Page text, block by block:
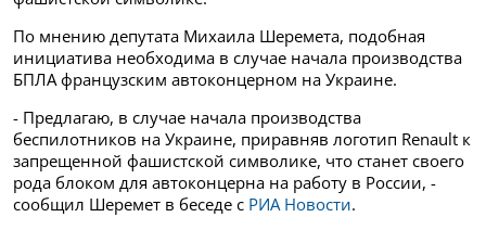
По мнению депутата Михаила Шеремета, подобная
инициатива необходима в случае начала производства
БПЛА французским автоконцерном на Украине.
- Предлагаю, в случае начала производства
беспилотников на Украине, приравняв логотип Renault к
запрещенной фашистской символике, что станет своего
рода блоком для автоконцерна на работу в России, -
сообщил Шеремет в беседе с РИА Новости.